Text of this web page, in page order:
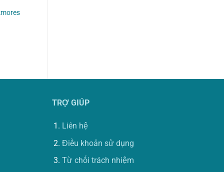
TRỢ GIÚP
Liên hệ
Điều khoản sử dụng
Từ chối trách nhiệm